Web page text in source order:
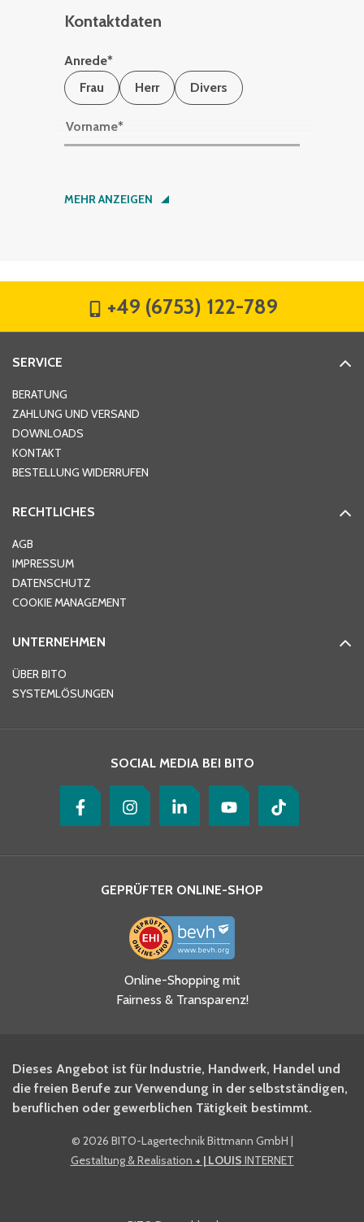
Kontaktdaten
Anrede*
Frau
Herr Divers
Vorname*
Nachname*
Hausnummer
Ort*
Telefon
Ja, ich habe die
Datenschutzhinweise gelesen
und akzeptiere diese.
BITO Newsletter Fachwissen
Intralogistiker anmelden.
Ja, ich möchte mich für den
BITO Shop-Newsletter
MEHR ANZEIGEN
+49 (6753) 122-789
SERVICE
BERATUNG
ZAHLUNG UND VERSAND
DOWNLOADS
KONTAKT
BESTELLUNG WIDERRUFEN
RECHTLICHES
AGB
IMPRESSUM
DATENSCHUTZ
COOKIE MANAGEMENT
UNTERNEHMEN
ÜBER BITO
SYSTEMLÖSUNGEN
SOCIAL MEDIA BEI BITO
GEPRÜFTER ONLINE-SHOP
Online-Shopping mit
Fairness & Transparenz!
Dieses Angebot ist für Industrie, Handwerk, Handel und
die freien Berufe zur Verwendung in der selbstständigen,
beruflichen oder gewerblichen Tätigkeit bestimmt.
© 2026 BITO-Lagertechnik Bittmann GmbH |
Gestaltung & Realisation + | LOUIS INTERNET